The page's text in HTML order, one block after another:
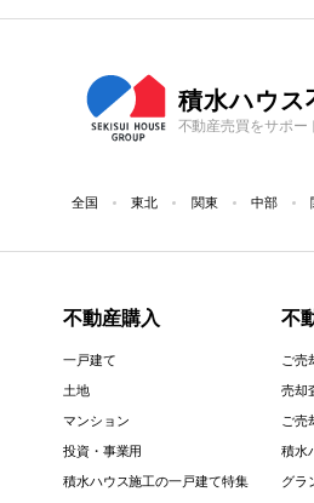
積水ハウス
不動産売買をサポー
全国 東北 関東 中部
不動産購入
一戸建て
土地
マンション
投資・事業用
積水ハウス施工の一戸建て特集
不
ご売
売却
ご売
積水
グラ